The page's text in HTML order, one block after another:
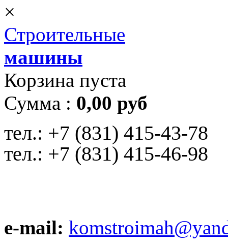
×
Строительные
машины
Корзина пуста
Сумма : 0,00 руб
тел.: +7 (831) 415-43-78
тел.: +7 (831) 415-46-98
e-mail: